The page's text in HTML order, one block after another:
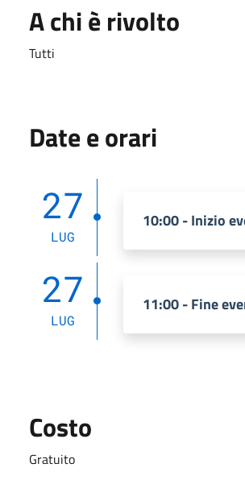
A chi è rivolto
Tutti
Date e orari
27
LUG
10:00 - Inizio
27
LUG
11:00 - Fine
Costo
Gratuito